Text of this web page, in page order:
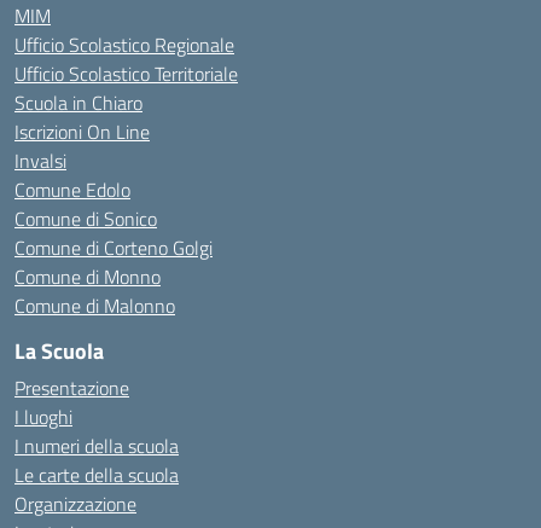
MIM
Ufficio Scolastico Regionale
Ufficio Scolastico Territoriale
Scuola in Chiaro
Iscrizioni On Line
Invalsi
Comune Edolo
Comune di Sonico
Comune di Corteno Golgi
Comune di Monno
Comune di Malonno
La Scuola
Presentazione
I luoghi
I numeri della scuola
Le carte della scuola
Organizzazione